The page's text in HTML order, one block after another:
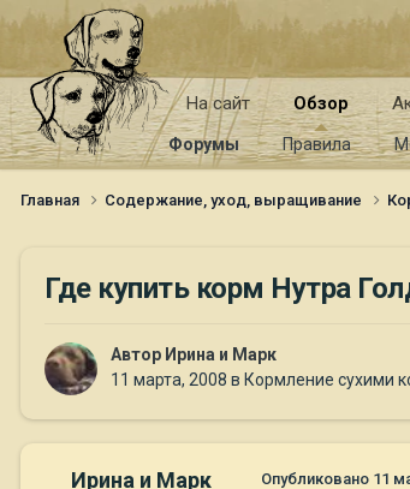
На сайт Обзор
Форумы Правила
Главная Содержание, уход, выращивание
Где купить корм Нутра
Автор Ирина и Марк
11 марта, 2008 в Кормление сухими
Ирина и Марк Опубликовано 11